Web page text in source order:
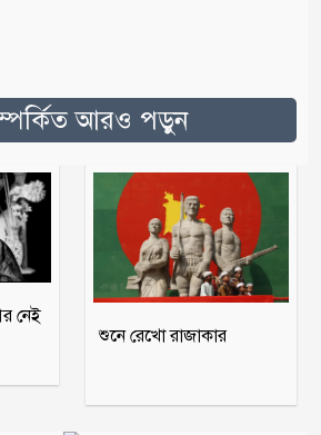
আরও পড়ুন
নেই
শুনে রেখো রাজাকার